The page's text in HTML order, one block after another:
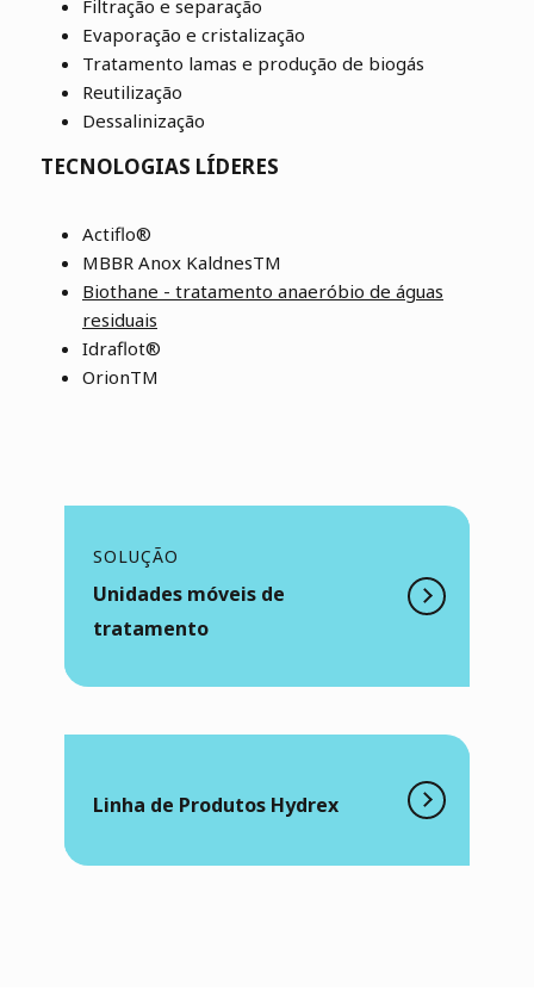
Filtração e separação
Evaporação e cristalização
Tratamento lamas e produção de biogás
Reutilização
Dessalinização
TECNOLOGIAS LÍDERES
Actiflo®
MBBR Anox KaldnesTM
Biothane - tratamento anaeróbio de águas
residuais
Idraflot®
OrionTM
SOLUÇÃO
Unidades móveis de
tratamento
Linha de Produtos Hydrex